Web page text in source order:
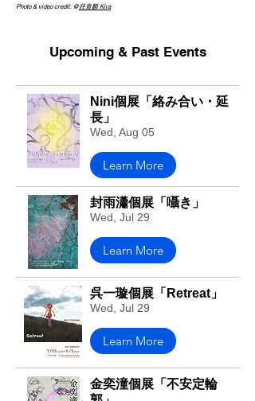
Photo & video credit: @薛青麟 Kira
Upcoming & Past Events
Nini個展「絡み合い・延
長」
Wed, Aug 05
Learn More
封雨瀟個展「囁き」
Wed, Jul 29
Learn More
呉一璇個展「Retreat」
Wed, Jul 29
Learn More
金奕潼個展「不安定輪